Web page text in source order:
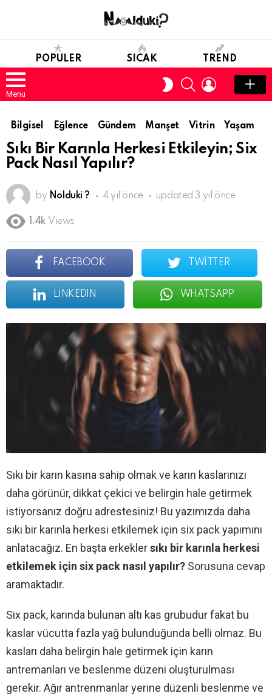
POPULER SICAK TREND
Menu
SWITCH
SKIN
SEARCHLOGIN
Bilgisel Eğlence Gündem Manşet Vitrin Yaşam
Sıkı Bir Karınla Herkesi Etkileyin; Six
Pack Nasıl Yapılır?
by Nolduki ? 4 yıl önce updated 3 yıl önce
1.4k Views
FACEBOOK TWITTER
LINKEDIN WHATSAPP
Sıkı bir karın kasına sahip olmak ve karın kaslarınızı
daha görünür, dikkat çekici ve belirgin hale getirmek
istiyorsanız doğru adrestesiniz! Bu yazımızda daha
sıkı bir karınla herkesi etkilemek için six pack yapımını
anlatacağız. En başta erkeklersıkı bir karınla herkesi
etkilemek için six pack nasıl yapılır? Sorusuna cevap
aramaktadır.
Six pack, karında bulunan altı kas grubudur fakat bu
kaslar vücutta fazla yağ bulunduğunda belli olmaz. Bu
kasları daha belirgin hale getirmek için karın
antremanları ve beslenme düzeni oluşturulması
gerekir. Ağır antrenmanlar yerine düzenli beslenme ve